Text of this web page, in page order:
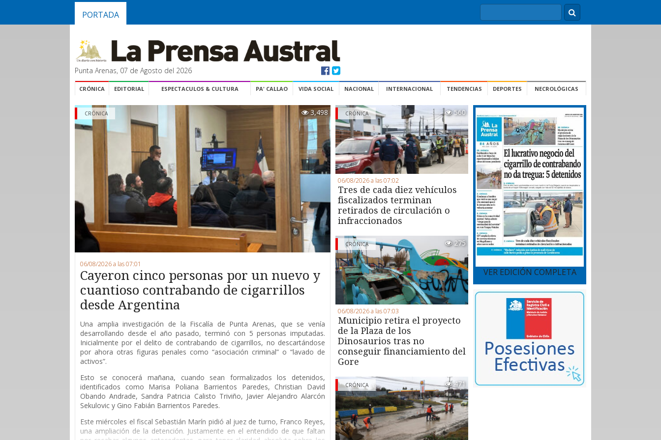
PORTADA
Punta Arenas, 07 de Agosto del 2026
CRÓNICA EDITORIAL ESPECTACULOS & CULTURA PA' CALLAO VIDA SOCIAL NACIONAL INTERNACIONAL TENDENCIAS DEPORTES NECROLÓGICAS
3,498
CRÓNICA
06/08/2026 a las 07:01
Cayeron cinco personas por un nuevo y
cuantioso contrabando de cigarrillos
desde Argentina
Una amplia investigación de la Fiscalía de Punta Arenas, que se venía
desarrollando desde el año pasado, terminó con 5 personas imputadas.
Inicialmente por el delito de contrabando de cigarrillos, no descartándose
por ahora otras figuras penales como “asociación criminal” o “lavado de
activos”.
Esto se conocerá mañana, cuando sean formalizados los detenidos,
identificados como Marisa Poliana Barrientos Paredes, Christian David
Obando Andrade, Sandra Patricia Calisto Triviño, Javier Alejandro Alarcón
Sekulovic y Gino Fabián Barrientos Paredes.
Este miércoles el fiscal Sebastián Marín pidió al juez de turno, Franco Reyes,
una ampliación de la detención. Justamente en el entendido de que faltan
CRÓNICA 560
06/08/2026 a las 07:02
Tres de cada diez vehículos
fiscalizados terminan
retirados de circulación o
infraccionados
CRÓNICA 275
06/08/2026 a las 07:03
Municipio retira el proyecto
de la Plaza de los
Dinosaurios tras no
conseguir financiamiento del
Gore
CRÓNICA 471
VER EDICIÓN COMPLETA